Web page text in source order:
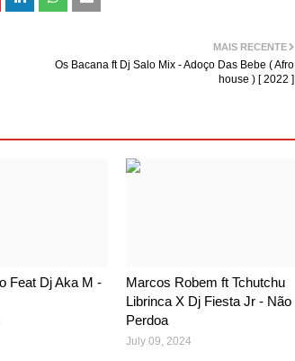
MAIS RECENTE
Os Bacana ft Dj Salo Mix - Adoço Das Bebe ( Afro
house ) [ 2022 ]
Feat Dj Aka M -
Marcos Robem ft Tchutchu
Librinca X Dj Fiesta Jr - Não
Perdoa
July 09, 2024